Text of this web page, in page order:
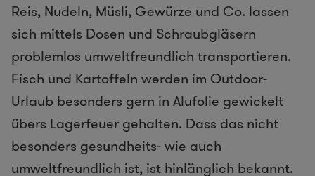
Reis, Nudeln, Müsli, Gewürze und Co. lassen
sich mittels Dosen und Schraubgläsern
problemlos umweltfreundlich transportieren.
Fisch und Kartoffeln werden im Outdoor-
Urlaub besonders gern in Alufolie gewickelt
übers Lagerfeuer gehalten. Dass das nicht
besonders gesundheits- wie auch
umweltfreundlich ist, ist hinlänglich bekannt.